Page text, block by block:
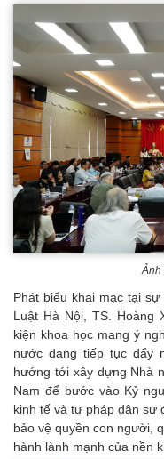
Ảnh
Phát biểu khai mạc tại
Luật Hà Nội, TS. Hoàng
kiện khoa học mang ý
nước đang tiếp tục đẩy
hướng tới xây dựng Nhà
Nam để bước vào Kỷ
kinh tế và tư pháp dân sự
bảo vệ quyền con người,
hành lành mạnh của nền